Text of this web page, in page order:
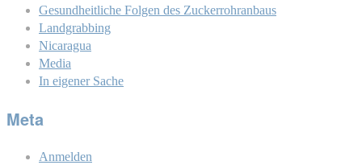
Gesundheitliche Folgen des Zuckerrohranbaus
Landgrabbing
Nicaragua
Media
In eigener Sache
Meta
Anmelden